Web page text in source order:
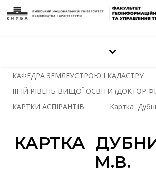
КАФЕДРА ЗЕМЛЕУСТРОЮ І КАДАСТРУ
ІІІ-ІЙ РІВЕНЬ ВИЩОЇ ОСВІТИ (ДОКТОР
КАРТКИ АСПІРАНТІВ
Картка
КАРТКА
М.В.